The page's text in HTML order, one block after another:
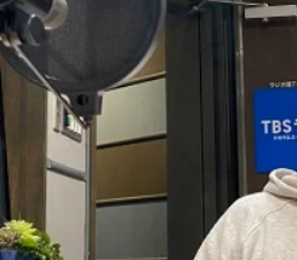
イベント・グッズ
YouTube
会社情報